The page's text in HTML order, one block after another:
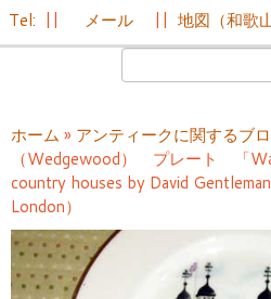
ン
へ
ス
キ
ッ
プ
Tel: メール 地図（和歌山
ホーム » アンティークに関するブ
（Wedgewood） プレート 「
country houses by David
London）